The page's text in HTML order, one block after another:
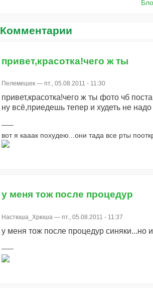
Комментарии
привет,красотка!чего ж ты
Пелемешек — пт., 05.08.2011 - 11:30
привет,красотка!чего ж ты фото чб
ну всё,приедешь тепер и худеть не надо
вот я кааак похудею...они тада все рты
у меня тож после процедур
Настюша_Хрюша — пт., 05.08.2011 - 11:37
у меня тож после процедур синяки...но